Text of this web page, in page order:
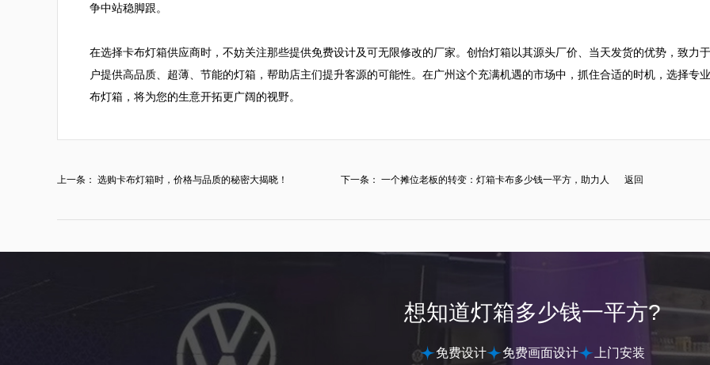
争中站稳脚跟。
在选择卡布灯箱供应商时，不妨关注那些提供免费设计及可无限修改的厂家。创怡灯箱以其源头厂价、当天发货的优势，致力
户提供高品质、超薄、节能的灯箱，帮助店主们提升客源的可能性。在广州这个充满机遇的市场中，抓住合适的时机，选择专
布灯箱，将为您的生意开拓更广阔的视野。
上一条： 选购卡布灯箱时，价格与品质的秘密大揭晓！ 下一条： 一个摊位老板的转变：灯箱卡布多少钱一平方，助力人
返回
想知道灯箱多少钱一平方?
免费设计 免费画面设计 上门安装